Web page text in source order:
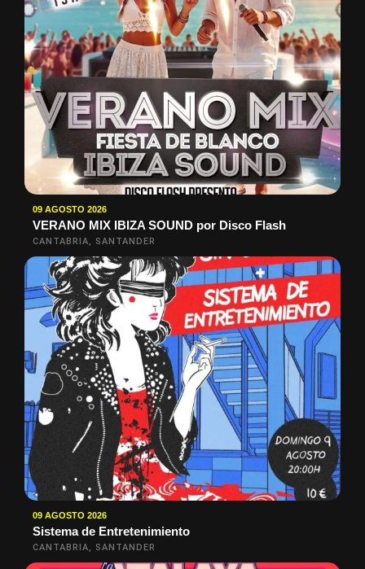
09 AGOSTO 2026
VERANO MIX IBIZA SOUND por Disco Flash
CANTABRIA, SANTANDER
09 AGOSTO 2026
Sistema de Entretenimiento
CANTABRIA, SANTANDER